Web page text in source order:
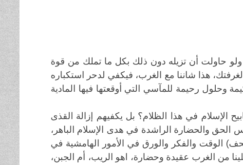
حاولت أن تزيله دون ذلك بكل ما تملك من قوة
هذا شاننا مع الغرب، فيكفي لدحر استكباره
رحيمة للمآسي التي أوقعتها فيها المادية
الإسلام في هذا الظلام؟ بل يكفيهم إزالة القذى
والحضارة الراشدة في هدى الإسلام الباهر،
الوقت والفكر والورق في الأمور الهامشية في
من الغرب عقيدة وحضارة، اهو الريب، أم الجبن،